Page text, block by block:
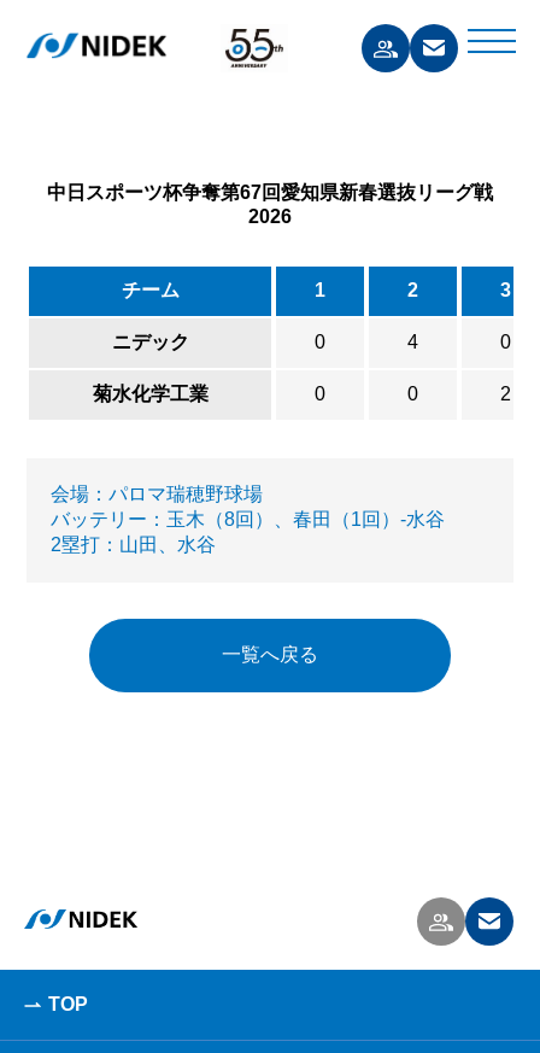
中日スポーツ杯争奪第67回愛知県新春選抜リーグ戦
2026
チーム 1 2 3
ニデック 0 4 0
菊水化学工業 0 0 2
会場：パロマ瑞穂野球場
バッテリー：玉木（8回）、春田（1回）-水谷
2塁打：山田、水谷
一覧へ戻る
TOP